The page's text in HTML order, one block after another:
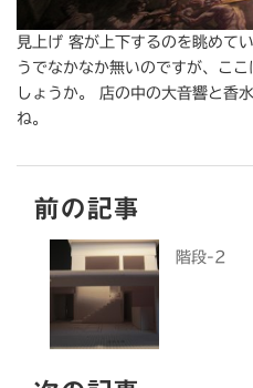
見上げ 客が上下するのを眺めて
うでなかなか無いのですが、こ
しょうか。 店の中の大音響と香
ね。
前の記事
階段-2